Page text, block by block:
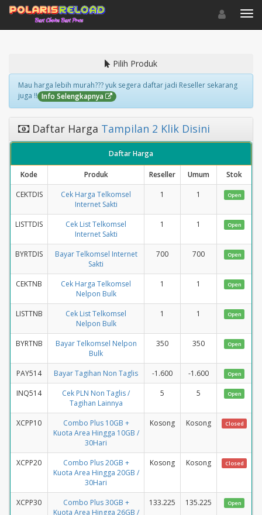
Toggle
Pilih Produk
Mau harga lebih murah??? yuk segera daftar jadi Reseller sekarang
juga !! Info Selengkapnya
Daftar Harga Tampilan 2 Klik Disini
Daftar Harga
Kode Produk Reseller Umum
Stok
CEKTDIS
Cek Harga Telkomsel
Internet Sakti
1 1 Open
LISTTDIS
Cek List Telkomsel
Internet Sakti
1 1 Open
BYRTDIS
Bayar Telkomsel Internet
Sakti
700 700 Open
CEKTNB
Cek Harga Telkomsel
Nelpon Bulk
1 1 Open
LISTTNB
Cek List Telkomsel
Nelpon Bulk
1 1 Open
BYRTNB
Bayar Telkomsel Nelpon
Bulk
350 350 Open
PAY514 Bayar Tagihan Non Taglis -1.600 -1.600 Open
INQ514
Cek PLN Non Taglis /
Tagihan Lainnya
5 5 Open
XCPP10
Combo Plus 10GB +
Kuota Area Hingga 10GB /
30Hari
Kosong Kosong Closed
XCPP20
Combo Plus 20GB +
Kuota Area Hingga 20GB /
30Hari
Kosong Kosong Closed
XCPP30
Combo Plus 30GB +
Kuota Area Hingga 26GB /
133.225 135.225 Open